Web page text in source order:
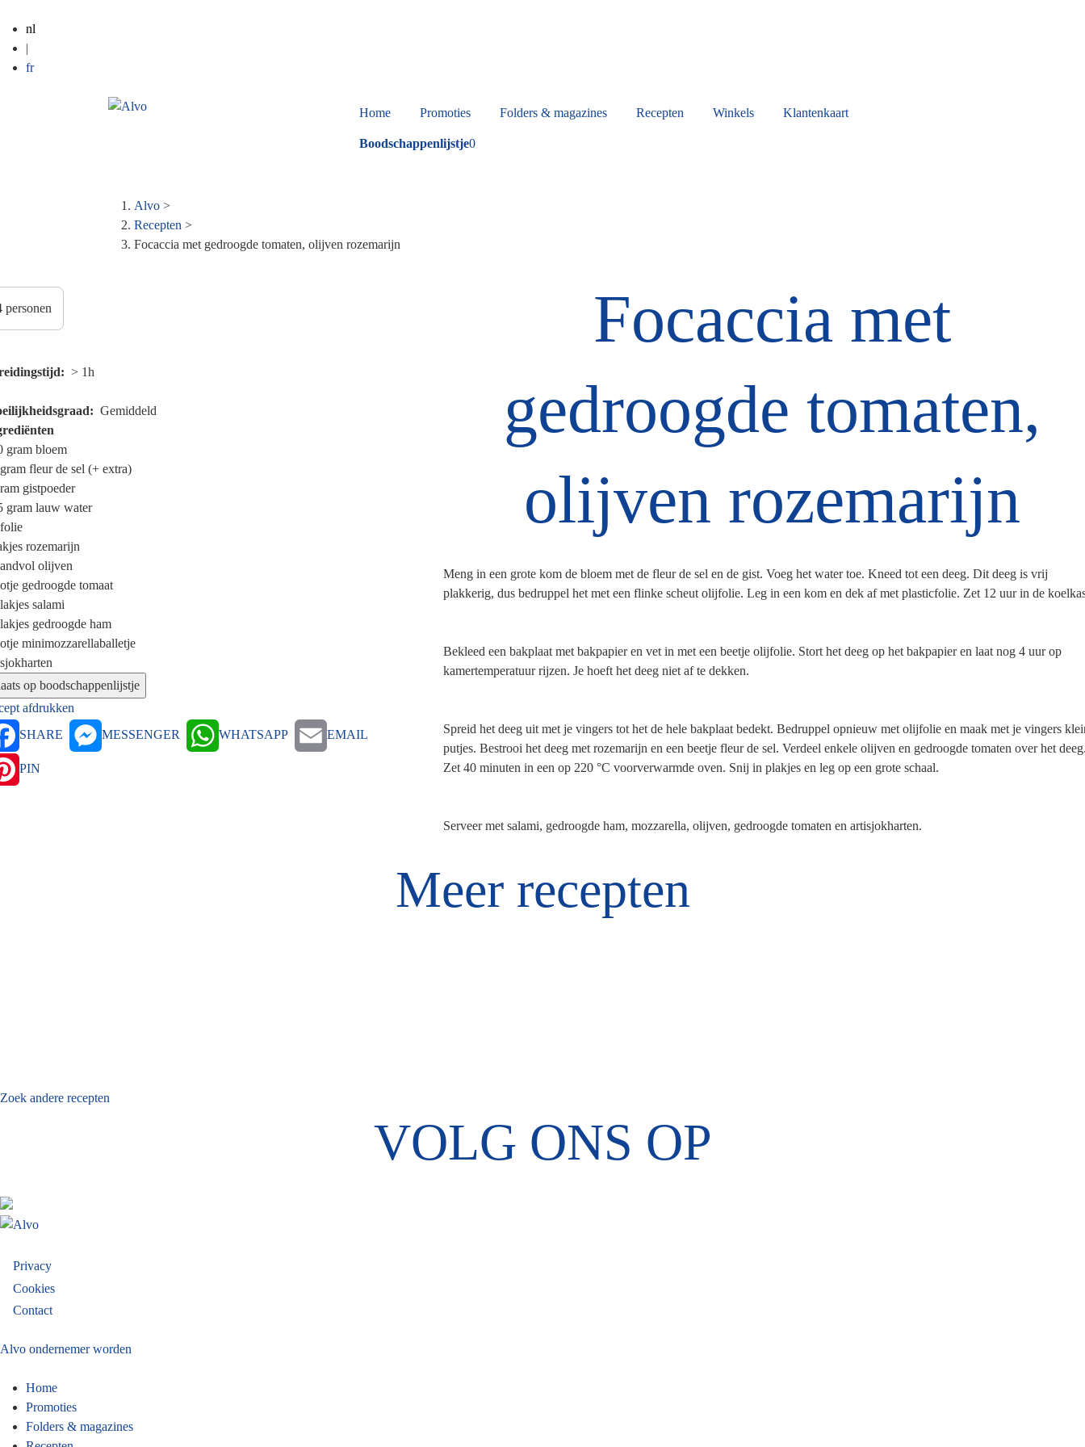
nl
|
fr
Home Promoties Folders & magazines Recepten Winkels Klantenkaart
Boodschappenlijstje0
Kruimelpad
Alvo >
Recepten >
Focaccia met gedroogde tomaten, olijven rozemarijn
> 1h
Gemiddeld
gram bloem
fleur de sel (+ extra)
gistpoeder
gram lauw water
rozemarijn
olijven
gedroogde tomaat
salami
gedroogde ham
minimozzarellaballetje
afdrukken
SHARE
MESSENGER WHATSAPP EMAIL
PIN
Focaccia met
gedroogde tomaten,
olijven rozemarijn
Meng in een grote kom de bloem met de fleur de sel en de gist. Voeg het water toe. Kneed tot een deeg. Dit deeg is vrij
plakkerig, dus bedruppel het met een flinke scheut olijfolie. Leg in een kom en dek af met plasticfolie. Zet 12 uur in de
Bekleed een bakplaat met bakpapier en vet in met een beetje olijfolie. Stort het deeg op het bakpapier en laat nog 4 uur op
kamertemperatuur rijzen. Je hoeft het deeg niet af te dekken.
Spreid het deeg uit met je vingers tot het de hele bakplaat bedekt. Bedruppel opnieuw met olijfolie en maak met je vingers
putjes. Bestrooi het deeg met rozemarijn en een beetje fleur de sel. Verdeel enkele olijven en gedroogde tomaten over het
Zet 40 minuten in een op 220 °C voorverwarmde oven. Snij in plakjes en leg op een grote schaal.
Serveer met salami, gedroogde ham, mozzarella, olijven, gedroogde tomaten en artisjokharten.
Meer recepten
Zoek andere recepten
VOLG ONS OP
Footer
menu
Privacy
Cookies
Contact
Alvo ondernemer worden
Home
Promoties
Folders & magazines